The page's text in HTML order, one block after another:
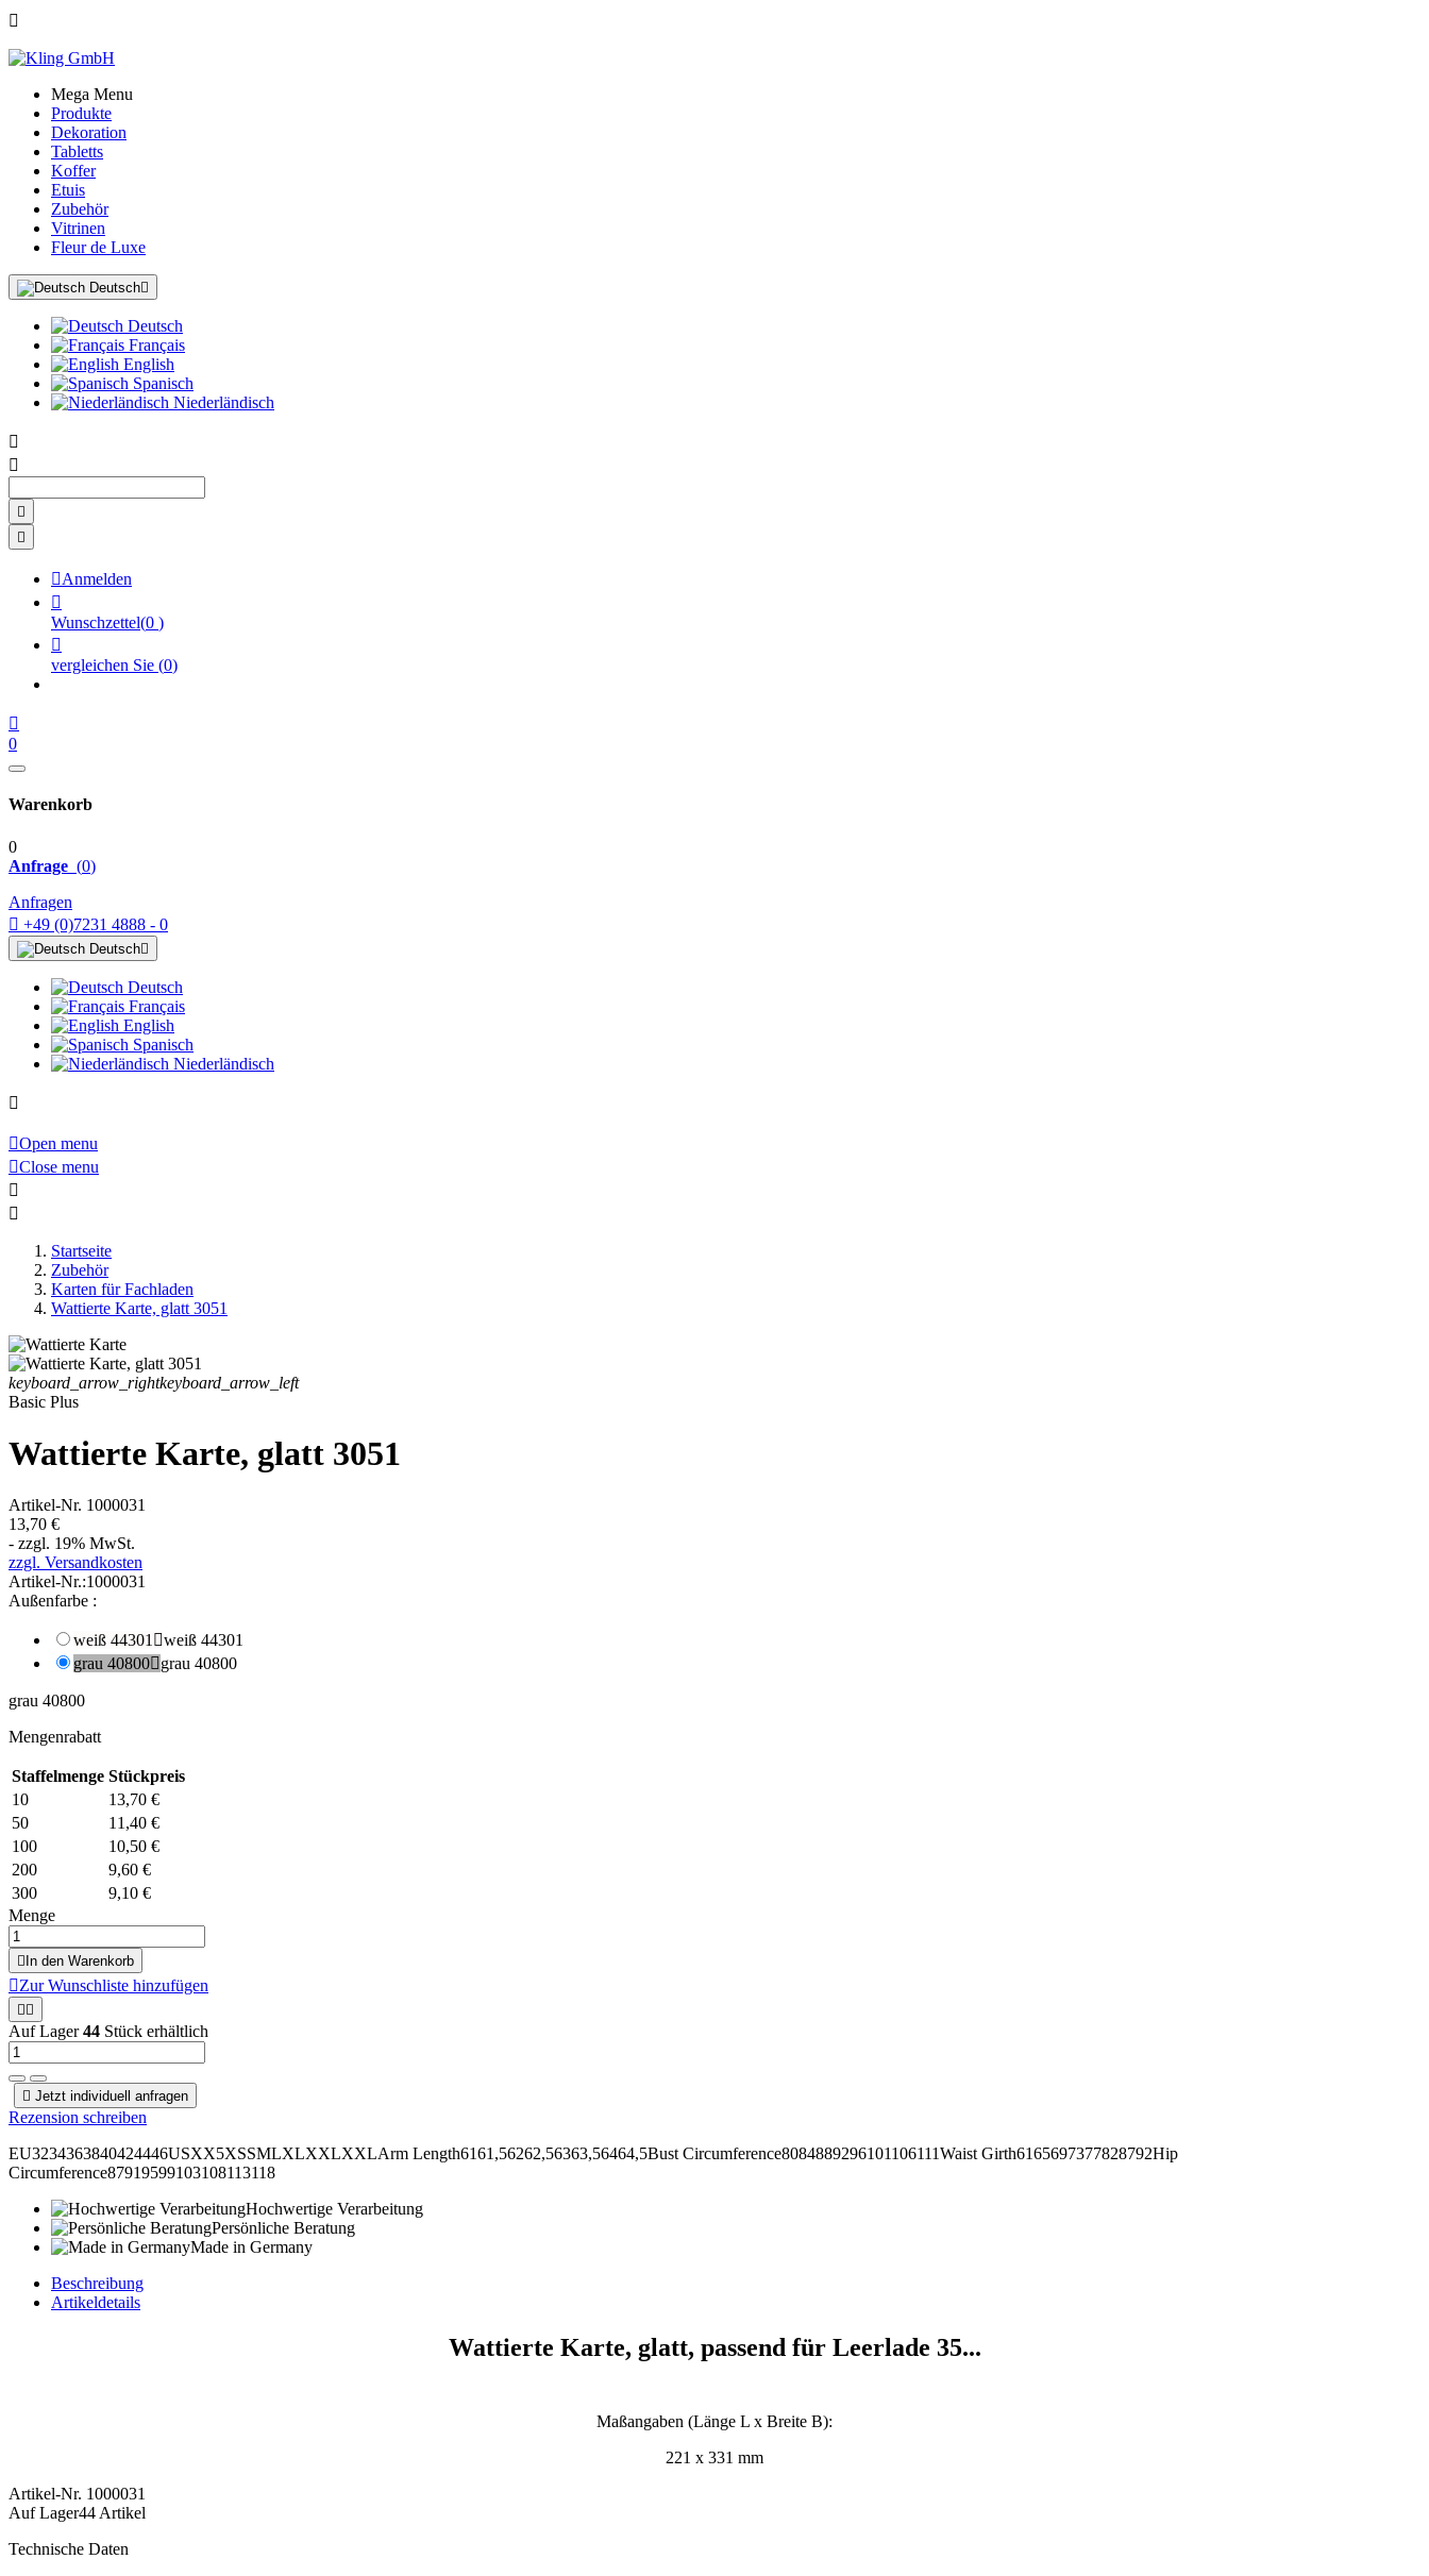

Mega Menu
Produkte
Dekoration
Tabletts
Koffer
Etuis
Zubehör
Vitrinen
Fleur de Luxe
Deutsch
Deutsch
Français
English
Spanisch
Niederländisch




Anmelden

Wunschzettel(0 )

vergleichen Sie (0)

0
Warenkorb
0
Anfrage (0)
Anfragen
 +49 (0)7231 4888 - 0
Deutsch
Deutsch
Français
English
Spanisch
Niederländisch

Open menu
Close menu


Startseite
Zubehör
Karten für Fachladen
Wattierte Karte, glatt 3051
keyboard_arrow_rightkeyboard_arrow_left
Basic Plus
Wattierte Karte, glatt 3051
Artikel-Nr. 1000031
13,70 €
- zzgl. 19% MwSt.
zzgl. Versandkosten
Artikel-Nr.:1000031
Außenfarbe :
weiß 44301weiß 44301
grau 40800grau 40800
grau 40800
Mengenrabatt
Staffelmenge Stückpreis
10
13,70 €
50
11,40 €
100
10,50 €
200
9,60 €
300
9,10 €
Menge
 In den Warenkorb
Zur Wunschliste hinzufügen
 
Auf Lager44 Stück erhältlich
 Jetzt individuell anfragen
Rezension schreiben
EU3234363840424446USXX5XSSMLXLXXLXXLArm Length6161,56262,56363,56464,5Bust Circumference8084889296101106111Waist Girth6165697377828792Hip
Circumference87919599103108113118
Hochwertige Verarbeitung
Persönliche Beratung
Made in Germany
Beschreibung
Artikeldetails
Wattierte Karte, glatt, passend für Leerlade 35...
Maßangaben (Länge L x Breite B):
221 x 331 mm
Artikel-Nr. 1000031
Auf Lager44 Artikel
Technische Daten